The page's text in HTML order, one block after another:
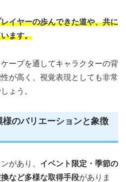
イヤーの歩んできた道や、共に
ます。
ープを通してキャラクターの背
が高く、視覚表現としても非常
ょう。
のバリエーションと象徴
があり、 イベント限定・季節の
など多様な取得手段がありま